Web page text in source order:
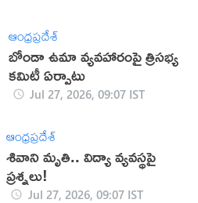
ఆంధ్రప్రదేశ్
బోండా ఉమా వ్యవహారంపై త్రిసభ్య
కమిటీ ఏర్పాటు
Jul 27, 2026, 09:07 IST
ఆంధ్రప్రదేశ్
శివాని మృతి.. విద్యా వ్యవస్థపై
ప్రశ్నలు!
Jul 27, 2026, 09:07 IST